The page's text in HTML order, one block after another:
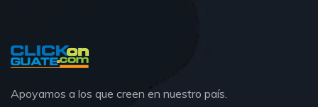
Apoyamos a los que creen en nuestro país.